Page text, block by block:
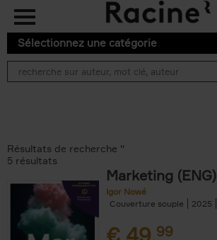
Aller au contenu principal
Sélectionnez une catégorie
Résultats de recherche ''
5 résultats
Marketing (ENG)
Igor Nowé
Couverture souple
2025
99